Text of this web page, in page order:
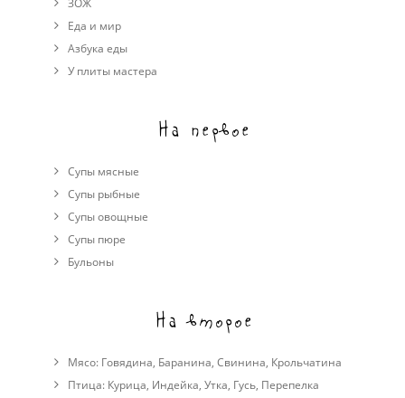
Еда и мир
Азбука еды
У плиты мастера
На первое
Супы мясные
Супы рыбные
Супы овощные
Cупы пюре
Бульоны
На второе
Мясо: Говядина, Баранина, Свинина, Крольчатина
Птица: Курица, Индейка, Утка, Гусь, Перепелка